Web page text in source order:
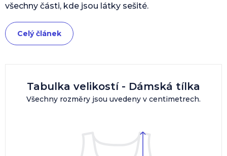
Tabulka velikostí - Dámská tílka
Všechny rozměry jsou uvedeny v centimetrech.
všechny části, kde jsou látky sešité.
Celý článek